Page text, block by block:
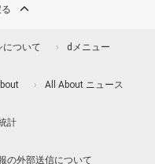
について dメニュー
All About ニュース
計
の外部送信について